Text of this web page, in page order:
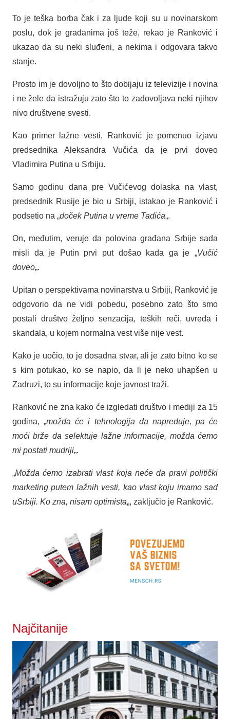
To je teška borba čak i za ljude koji su u novinarskom
poslu, dok je građanima još teže, rekao je Ranković i
ukazao da su neki sluđeni, a nekima i odgovara takvo
stanje.
Prosto im je dovoljno to što dobijaju iz televizije i novina
i ne žele da istražuju zato što to zadovoljava neki njihov
nivo društvene svesti.
Kao primer lažne vesti, Ranković je pomenuo izjavu
predsednika Aleksandra Vučića da je prvi doveo
Vladimira Putina u Srbiju.
Samo godinu dana pre Vučićevog dolaska na vlast,
predsednik Rusije je bio u Srbiji, istakao je Ranković i
podsetio na „doček Putina u vreme Tadića„.
On, međutim, veruje da polovina građana Srbije sada
misli da je Putin prvi put došao kada ga je „Vučić
doveo„.
Upitan o perspektivama novinarstva u Srbiji, Ranković je
odgovorio da ne vidi pobedu, posebno zato što smo
postali društvo željno senzacija, teških reči, uvreda i
skandala, u kojem normalna vest više nije vest.
Kako je uočio, to je dosadna stvar, ali je zato bitno ko se
s kim potukao, ko se napio, da li je neko uhapšen u
Zadruzi, to su informacije koje javnost traži.
Ranković ne zna kako će izgledati društvo i mediji za 15
godina, „možda će i tehnologija da napreduje, pa će
moći brže da selektuje lažne informacije, možda ćemo
mi postati mudriji„.
„Možda ćemo izabrati vlast koja neće da pravi politički
marketing putem lažnih vesti, kao vlast koju imamo sad
uSrbiji. Ko zna, nisam optimista„, zaključio je Ranković.
Najčitanije